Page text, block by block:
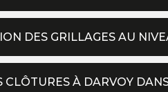
DES GRILLAGES AU
CLÔTURES À DARVOY